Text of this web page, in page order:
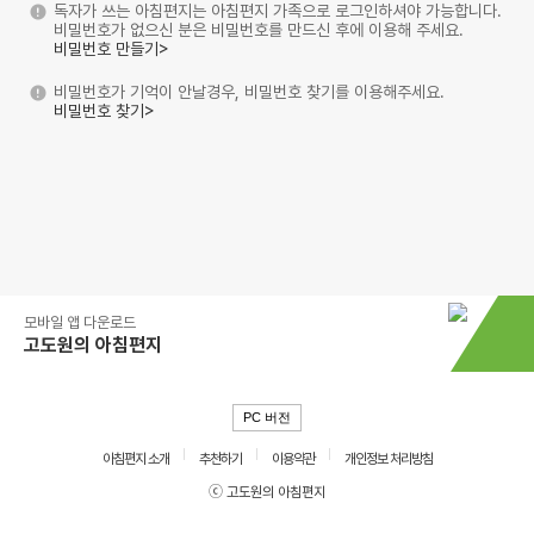
독자가 쓰는 아침편지는 아침편지 가족으로 로그인하셔야 가능합니다.
비밀번호가 없으신 분은 비밀번호를 만드신 후에 이용해 주세요.
비밀번호 만들기>
비밀번호가 기억이 안날경우, 비밀번호 찾기를 이용해주세요.
비밀번호 찾기>
모바일 앱 다운로드
고도원의 아침편지
PC 버전
아침편지 소개 추천하기 이용약관
개인정보 처리방침
ⓒ 고도원의 아침편지